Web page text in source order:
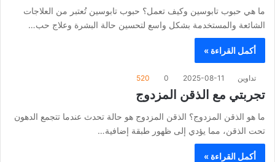
ما هي حبوب تابوسين وكيف تعمل؟ حبوب تابوسين تُعتبر من العلاجات
الشائعة والمستخدمة بشكل واسع لتحسين حالة البشرة وعلاج حب…
أكمل القراءة »
تداوين 2025-08-11
0
520
تجربتي مع الذقن المزدوج
ما هو الذقن المزدوج؟ الذقن المزدوج هو حالة تحدث عندما تتجمع الدهون
تحت الذقن، مما يؤدي إلى ظهور طبقة إضافية…
أكمل القراءة »